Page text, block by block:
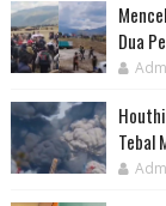
Dua
Tebal